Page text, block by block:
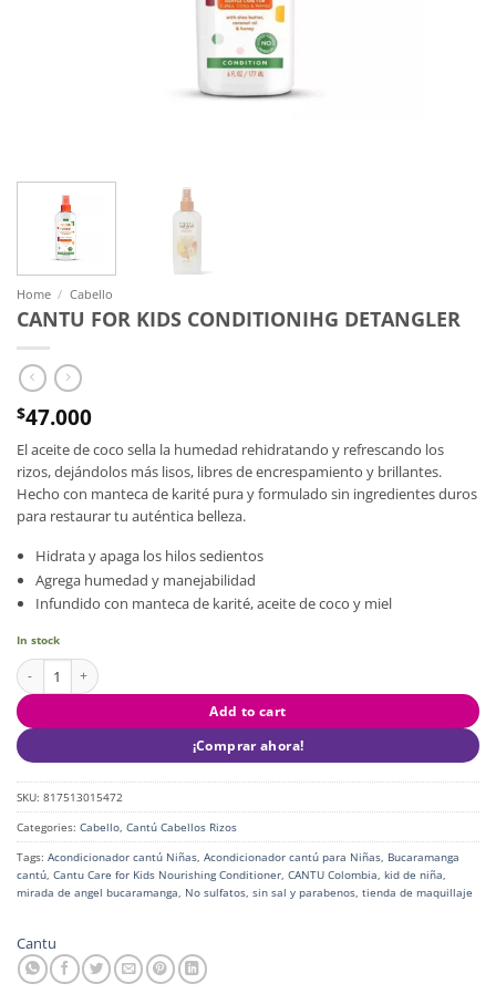
Home / Cabello
CANTU FOR KIDS CONDITIONIHG DETANGLER
$47.000
El aceite de coco sella la humedad rehidratando y refrescando los
rizos, dejándolos más lisos, libres de encrespamiento y brillantes.
Hecho con manteca de karité pura y formulado sin ingredientes duros
para restaurar tu auténtica belleza.
Hidrata y apaga los hilos sedientos
Agrega humedad y manejabilidad
Infundido con manteca de karité, aceite de coco y miel
In stock
CANTU FOR KIDS CONDITIONIHG DETANGLER quantity
Add to cart
¡Comprar ahora!
SKU: 817513015472
Categories: Cabello Cantú Cabellos Rizos
Tags: Acondicionador cantú Niñas Acondicionador cantú para Niñas Bucaramanga
cantú Cantu Care for Kids Nourishing Conditioner CANTU Colombia kid de niña
mirada de angel bucaramanga No sulfatos sin sal y parabenos tienda de maquillaje
Cantu